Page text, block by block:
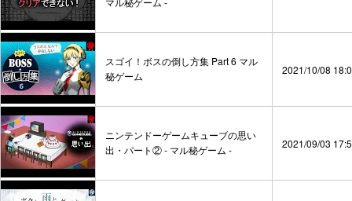
スゴイ！ボスの倒し方集 Part 6 マル
秘ゲーム
2021/10/08
ニンテンドーゲームキューブの思い
出・パート② - マル秘ゲーム -
2021/09/03